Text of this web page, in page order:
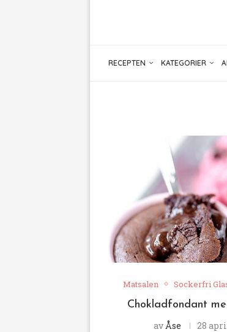
RECEPTEN KATEGORIER
Matsalen Sockerfri
Chokladfondant
avÅse 28